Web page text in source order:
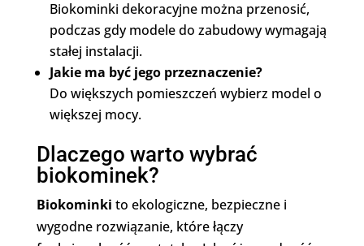
Biokominki dekoracyjne można przenosić,
podczas gdy modele do zabudowy wymagają
stałej instalacji.
Jakie ma być jego przeznaczenie?
Do większych pomieszczeń wybierz model o
większej mocy.
Dlaczego warto wybrać
biokominek?
Biokominki to ekologiczne, bezpieczne i
wygodne rozwiązanie, które łączy